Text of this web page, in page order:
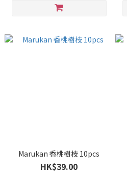
Marukan 香桃樹枝 10pcs
HK$39.00